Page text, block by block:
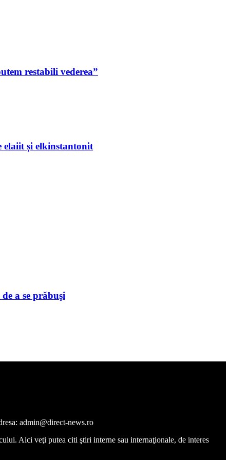
restabili vederea”
elaiit și elkinstantonit
a se prăbuşi
admin@direct-news.ro
Aici veţi putea citi ştiri interne sau internaţionale, de interes